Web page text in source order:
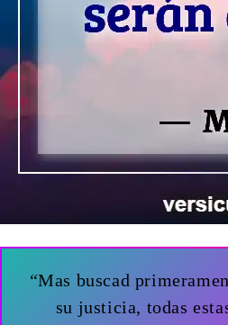
“Mas buscad
su justicia, todas